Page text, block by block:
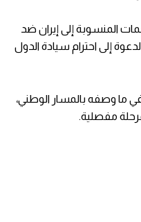
المنسوبة إلى إيران ضد
إلى احترام سيادة الدول
في ما وصفه بالمسار الوطني،
مفصلية.